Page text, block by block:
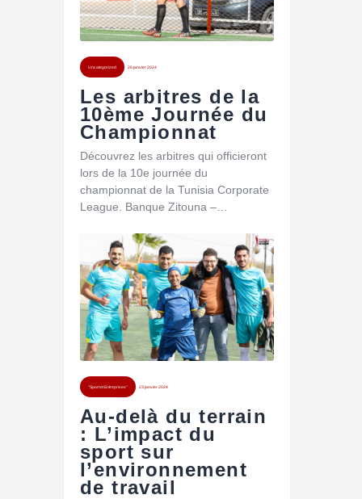
Uncategorized 26 janvier 2024
Les arbitres de la
10ème Journée du
Championnat
Découvrez les arbitres qui officieront
lors de la 10e journée du
championnat de la Tunisia Corporate
League. Banque Zitouna –…
"Sport et Entreprises" 23 janvier 2024
Au-delà du terrain
: L’impact du
sport sur
l’environnement
de travail